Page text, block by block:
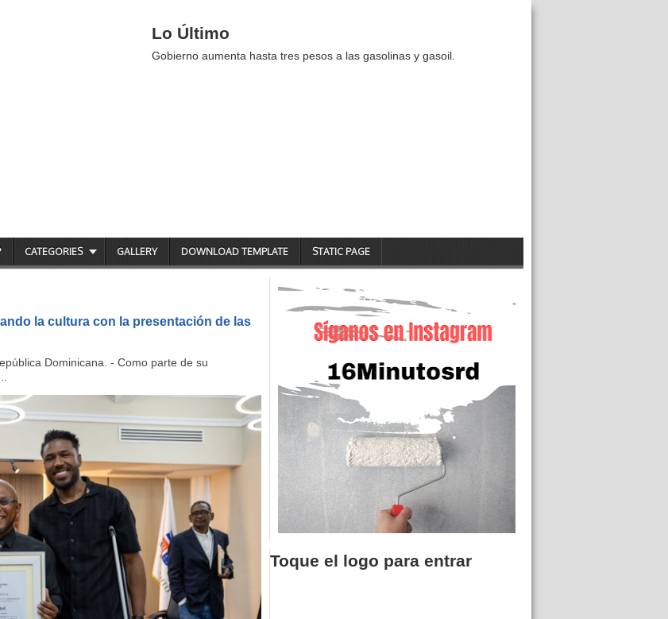
Lo Último
Gobierno aumenta hasta tres pesos a las gasolinas y gasoil.
CATEGORIES GALLERY DOWNLOAD TEMPLATE STATIC PAGE
la cultura con la presentación de las
Dominicana. - Como parte de su
Toque el logo para entrar